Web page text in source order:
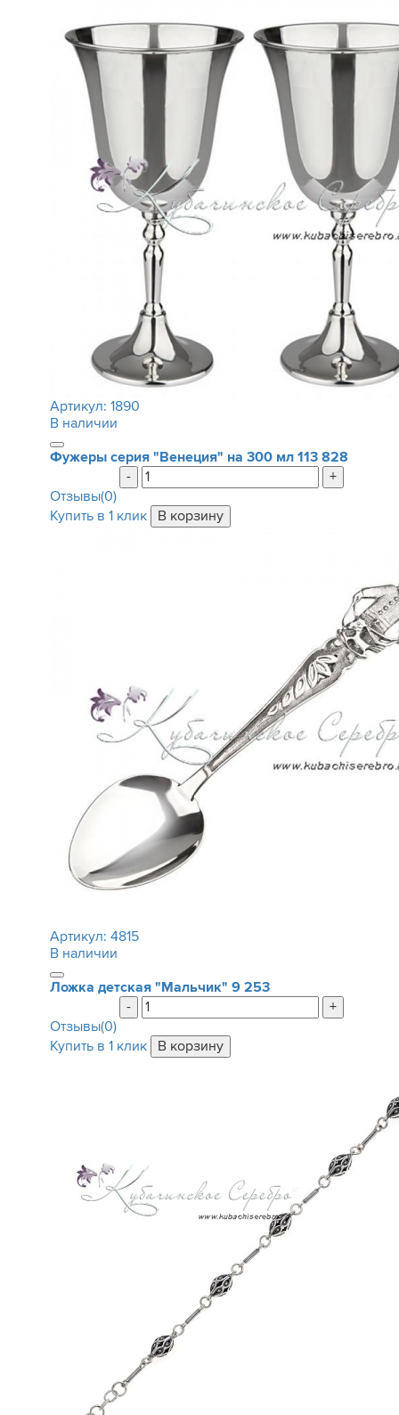
Артикул: 1890
В наличии
Фужеры серия "Венеция" на 300 мл 113 828
-
+
Отзывы(0)
Купить в 1 клик
Артикул: 4815
В наличии
Ложка детская "Мальчик" 9 253
-
+
Отзывы(0)
Купить в 1 клик